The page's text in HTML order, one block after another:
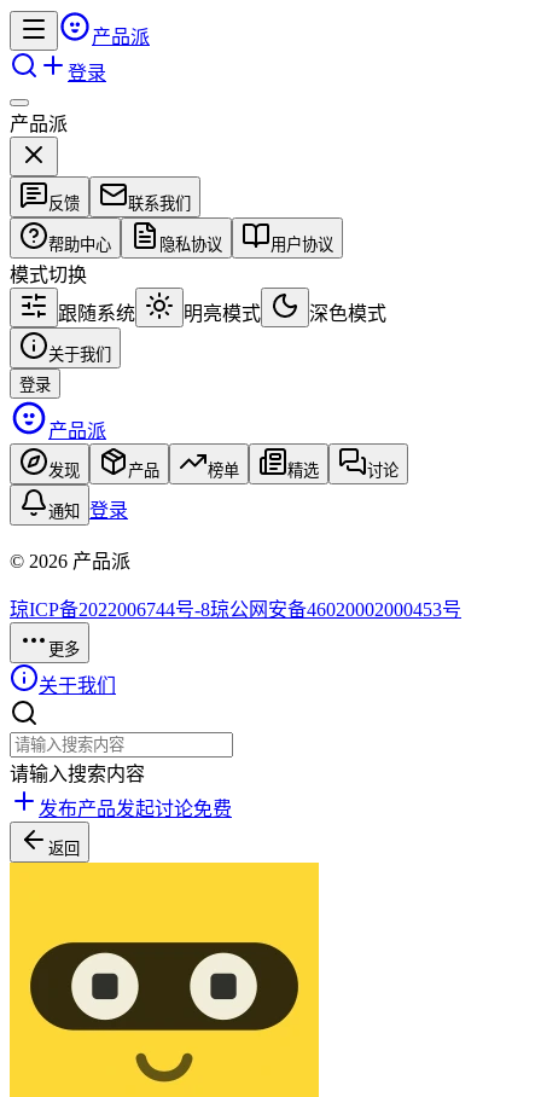
产品派
登录
产品派
反馈 联系我们
帮助中心 隐私协议 用户协议
模式切换
跟随系统
明亮模式 深色模式
关于我们
登录
产品派
发现 产品 榜单 精选 讨论
通知 登录
© 2026 产品派
琼ICP备2022006744号-8琼公网安备46020002000453号
更多
关于我们
请输入搜索内容
发布产品发起讨论免费
返回